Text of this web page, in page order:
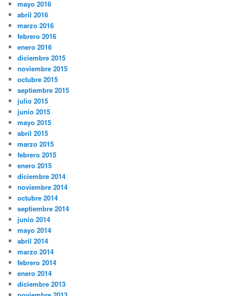
mayo 2016
abril 2016
marzo 2016
febrero 2016
enero 2016
diciembre 2015
noviembre 2015
octubre 2015
septiembre 2015
julio 2015
junio 2015
mayo 2015
abril 2015
marzo 2015
febrero 2015
enero 2015
diciembre 2014
noviembre 2014
octubre 2014
septiembre 2014
junio 2014
mayo 2014
abril 2014
marzo 2014
febrero 2014
enero 2014
diciembre 2013